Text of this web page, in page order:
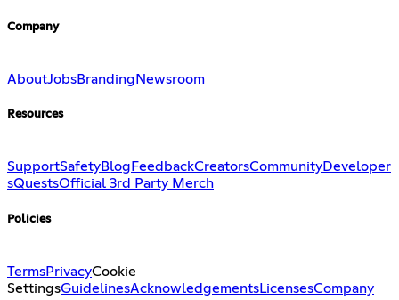
Company
AboutJobsBranding Newsroom
Resources
SupportSafetyBlog FeedbackCreatorsCommunityDeveloper
sQuestsOfficial 3rd Party Merch
Policies
TermsPrivacyCookie
SettingsGuidelinesAcknowledgementsLicensesCompany